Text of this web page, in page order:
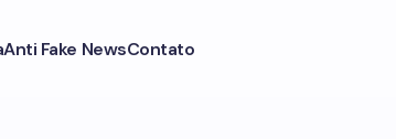
Anti Fake NewsContato